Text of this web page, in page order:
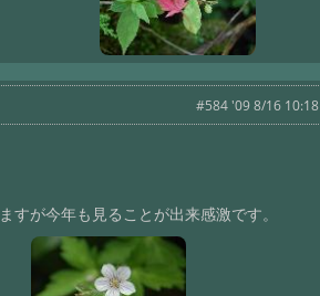
#584 '09 8/16 10:18
が今年も見ることが出来感激です。